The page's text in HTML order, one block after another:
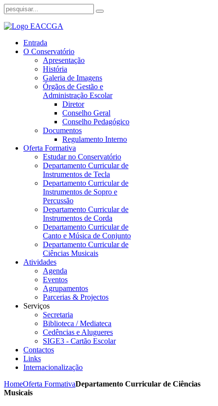
Entrada
O Conservatório
Apresentação
História
Galeria de Imagens
Órgãos de Gestão e
Administração Escolar
Diretor
Conselho Geral
Conselho Pedagógico
Documentos
Regulamento Interno
Oferta Formativa
Estudar no Conservatório
Departamento Curricular de
Instrumentos de Tecla
Departamento Curricular de
Instrumentos de Sopro e
Percussão
Departamento Curricular de
Instrumentos de Corda
Departamento Curricular de
Canto e Música de Conjunto
Departamento Curricular de
Ciências Musicais
Atividades
Agenda
Eventos
Agrupamentos
Parcerias & Projectos
Serviços
Secretaria
Biblioteca / Mediateca
Cedências e Alugueres
SIGE3 - Cartão Escolar
Contactos
Links
Internacionalização
HomeOferta FormativaDepartamento Curricular de Ciências
Musicais